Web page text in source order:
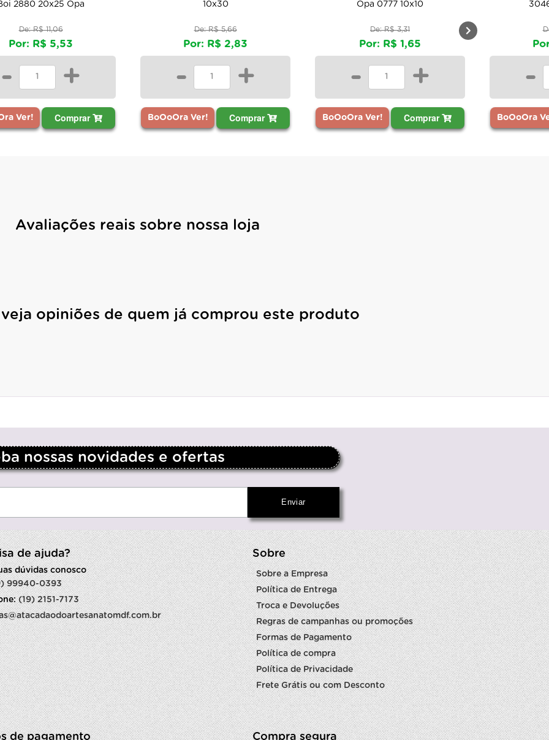
-
BoOoOra Ver! Comprar
-
BoOoOra Ver! Comprar
De: R$ 11,06
-
BoOoOra Ver! Comprar
Avaliações reais sobre nossa loja
opiniões de quem já comprou este produto
nossas novidades e ofertas
de ajuda?
dúvidas conosco
99940-0393
(19) 2151-7173
Sobre
Sobre a Empresa
Política de Entrega
Troca e Devoluções
Regras de campanhas ou promoções
Formas de Pagamento
Política de compra
Política de Privacidade
Frete Grátis ou com Desconto
de pagamento Compra segura